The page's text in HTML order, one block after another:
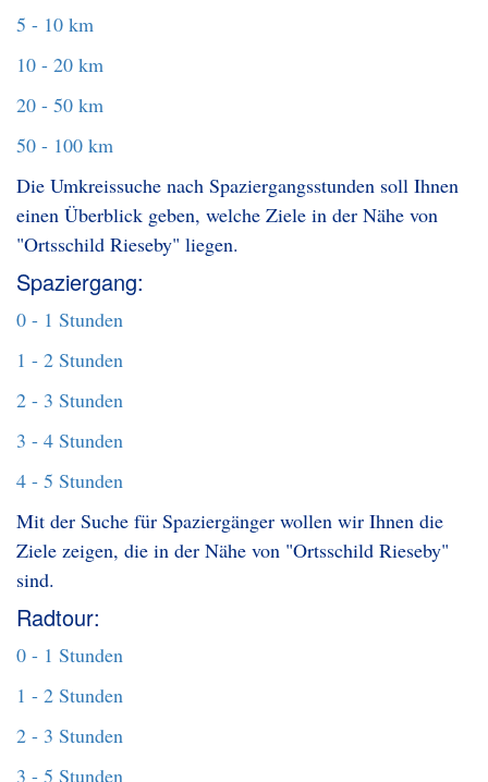
5 - 10 km
10 - 20 km
20 - 50 km
50 - 100 km
Die Umkreissuche nach Spaziergangsstunden soll Ihnen
einen Überblick geben, welche Ziele in der Nähe von
"Ortsschild Rieseby" liegen.
Spaziergang:
0 - 1 Stunden
1 - 2 Stunden
2 - 3 Stunden
3 - 4 Stunden
4 - 5 Stunden
Mit der Suche für Spaziergänger wollen wir Ihnen die
Ziele zeigen, die in der Nähe von "Ortsschild Rieseby"
sind.
Radtour:
0 - 1 Stunden
1 - 2 Stunden
2 - 3 Stunden
3 - 5 Stunden